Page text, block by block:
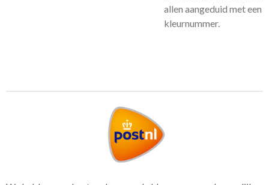
allen aangeduid met een
kleurnummer.